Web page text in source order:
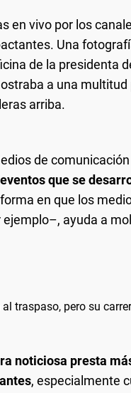
en vivo por los
Una
de la presidenta
a una
arriba.
de
que se
en que los
ayuda a
traspaso, pero su
noticiosa presta
, especialmente